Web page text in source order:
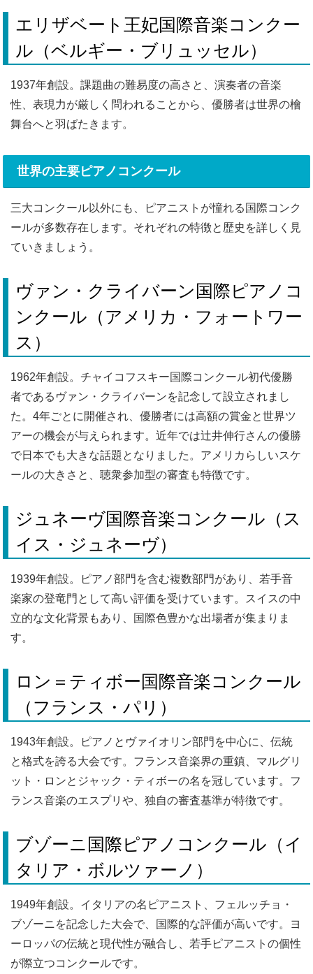
エリザベート王妃国際音楽コンクー
ル（ベルギー・ブリュッセル）
1937年創設。課題曲の難易度の高さと、演奏者の音楽
性、表現力が厳しく問われることから、優勝者は世界の檜
舞台へと羽ばたきます。
世界の主要ピアノコンクール
三大コンクール以外にも、ピアニストが憧れる国際コンク
ールが多数存在します。それぞれの特徴と歴史を詳しく見
ていきましょう。
ヴァン・クライバーン国際ピアノコ
ンクール（アメリカ・フォートワー
ス）
1962年創設。チャイコフスキー国際コンクール初代優勝
者であるヴァン・クライバーンを記念して設立されまし
た。4年ごとに開催され、優勝者には高額の賞金と世界ツ
アーの機会が与えられます。近年では辻井伸行さんの優勝
で日本でも大きな話題となりました。アメリカらしいスケ
ールの大きさと、聴衆参加型の審査も特徴です。
ジュネーヴ国際音楽コンクール（ス
イス・ジュネーヴ）
1939年創設。ピアノ部門を含む複数部門があり、若手音
楽家の登竜門として高い評価を受けています。スイスの中
立的な文化背景もあり、国際色豊かな出場者が集まりま
す。
ロン＝ティボー国際音楽コンクール
（フランス・パリ）
1943年創設。ピアノとヴァイオリン部門を中心に、伝統
と格式を誇る大会です。フランス音楽界の重鎮、マルグリ
ット・ロンとジャック・ティボーの名を冠しています。フ
ランス音楽のエスプリや、独自の審査基準が特徴です。
ブゾーニ国際ピアノコンクール（イ
タリア・ボルツァーノ）
1949年創設。イタリアの名ピアニスト、フェルッチョ・
ブゾーニを記念した大会で、国際的な評価が高いです。ヨ
ーロッパの伝統と現代性が融合し、若手ピアニストの個性
が際立つコンクールです。